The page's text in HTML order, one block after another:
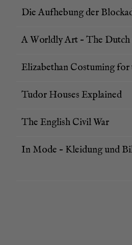
Die Auf­he­bung der
A World­ly Art – The Dutch
Eliza­be­than Cos­tu­ming for
Tudor Hou­ses Explained
The Eng­lish Civil War
In Mode – Klei­dung und